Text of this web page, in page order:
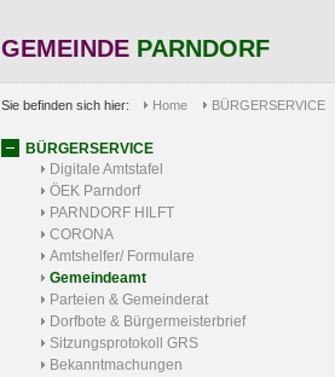
GEMEINDE PARNDORF
Sie befinden sich hier: Home BÜRGERSERVICE
BÜRGERSERVICE
Digitale Amtstafel
ÖEK Parndorf
PARNDORF HILFT
CORONA
Amtshelfer/ Formulare
Gemeindeamt
Parteien & Gemeinderat
Dorfbote & Bürgermeisterbrief
Sitzungsprotokoll GRS
Bekanntmachungen